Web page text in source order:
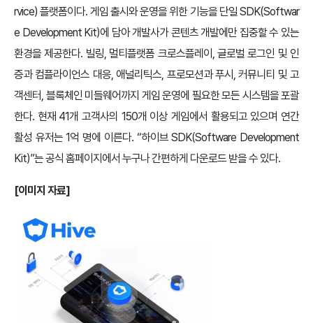
rvice) 플랫폼이다. 게임 출시와 운영을 위한 기능을 단일 SDK(Softwar
e Development Kit)에 담아 개발사가 콘텐츠 개발에만 집중할 수 있는
환경을 제공한다. 빌링, 멀티플랫폼 크로스플레이, 글로벌 로그인 및 인
증과 컴플라이언스 대응, 애널리틱스, 프로모션과 푸시, 커뮤니티 및 고
객센터, 블록체인 미들웨어까지 게임 운영에 필요한 모든 시스템을 포괄
한다. 현재 41개 고객사의 150개 이상 게임에서 활용되고 있으며 연간
활성 유저는 1억 명에 이른다. “하이브 SDK(Software Development
Kit)”는 공식 홈페이지에서 누구나 간편하게 다운로드 받을 수 있다.
[이미지 자료]